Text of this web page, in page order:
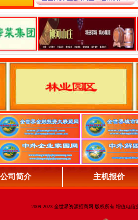
公司简介 主机报价
2009-2023 全世界资源招商网 版权所有 增值电信